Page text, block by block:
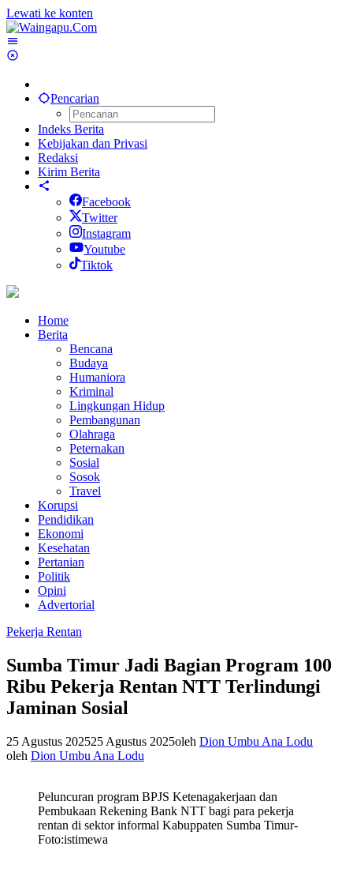
Lewati ke konten
Pencarian
Indeks Berita
Kebijakan dan Privasi
Redaksi
Kirim Berita
Facebook
Twitter
Instagram
Youtube
Tiktok
Home
Berita
Bencana
Budaya
Humaniora
Kriminal
Lingkungan Hidup
Pembangunan
Olahraga
Peternakan
Sosial
Sosok
Travel
Korupsi
Pendidikan
Ekonomi
Kesehatan
Pertanian
Politik
Opini
Advertorial
Pekerja Rentan
Sumba Timur Jadi Bagian Program 100
Ribu Pekerja Rentan NTT Terlindungi
Jaminan Sosial
25 Agustus 202525 Agustus 2025oleh Dion Umbu Ana Lodu
oleh Dion Umbu Ana Lodu
Peluncuran program BPJS Ketenagakerjaan dan
Pembukaan Rekening Bank NTT bagi para pekerja
rentan di sektor informal Kabuppaten Sumba Timur-
Foto:istimewa